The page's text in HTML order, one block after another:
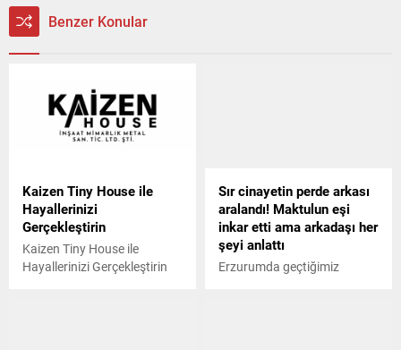
Benzer Konular
Kaizen Tiny House ile
Hayallerinizi
Gerçekleştirin
Kaizen Tiny House ile
Hayallerinizi Gerçekleştirin
Sır cinayetin perde arkası
aralandı! Maktulun eşi
inkar etti ama arkadaşı her
şeyi anlattı
Erzurumda geçtiğimiz